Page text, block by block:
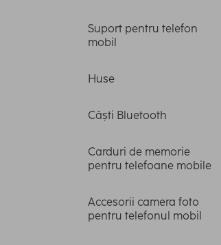
Suport pentru telefon
mobil
Huse
Căști Bluetooth
Carduri de memorie
pentru telefoane mobile
Accesorii camera foto
pentru telefonul mobil